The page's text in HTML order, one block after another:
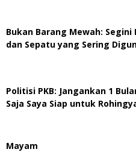
Bukan Barang Mewah: Segini
dan Sepatu yang Sering
Politisi PKB: Jangankan 1
Saja Saya Siap untuk
Mayam